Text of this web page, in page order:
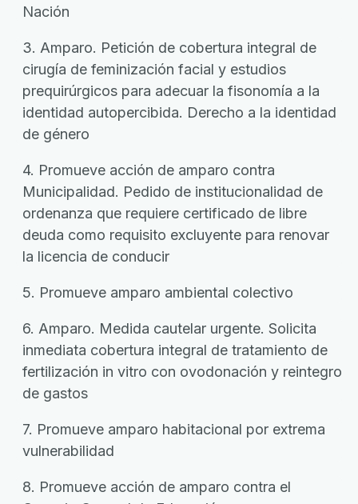
Nación
3. Amparo. Petición de cobertura integral de
cirugía de feminización facial y estudios
prequirúrgicos para adecuar la fisonomía a la
identidad autopercibida. Derecho a la identidad
de género
4. Promueve acción de amparo contra
Municipalidad. Pedido de institucionalidad de
ordenanza que requiere certificado de libre
deuda como requisito excluyente para renovar
la licencia de conducir
5. Promueve amparo ambiental colectivo
6. Amparo. Medida cautelar urgente. Solicita
inmediata cobertura integral de tratamiento de
fertilización in vitro con ovodonación y reintegro
de gastos
7. Promueve amparo habitacional por extrema
vulnerabilidad
8. Promueve acción de amparo contra el